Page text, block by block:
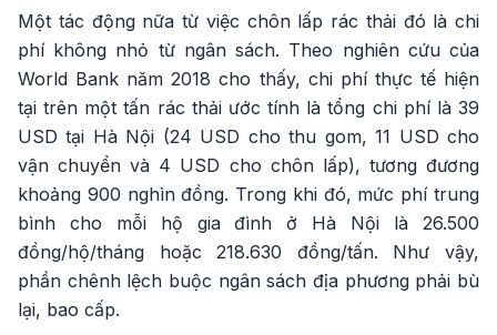
Một tác động nữa từ việc chôn lấp rác thải đó là chi
phí không nhỏ từ ngân sách. Theo nghiên cứu của
World Bank năm 2018 cho thấy, chi phí thực tế hiện
tại trên một tấn rác thải ước tính là tổng chi phí là 39
USD tại Hà Nội (24 USD cho thu gom, 11 USD cho
vận chuyển và 4 USD cho chôn lấp), tương đương
khoảng 900 nghìn đồng. Trong khi đó, mức phí trung
bình cho mỗi hộ gia đình ở Hà Nội là 26.500
đồng/hộ/tháng hoặc 218.630 đồng/tấn. Như vậy,
phần chênh lệch buộc ngân sách địa phương phải bù
lại, bao cấp.